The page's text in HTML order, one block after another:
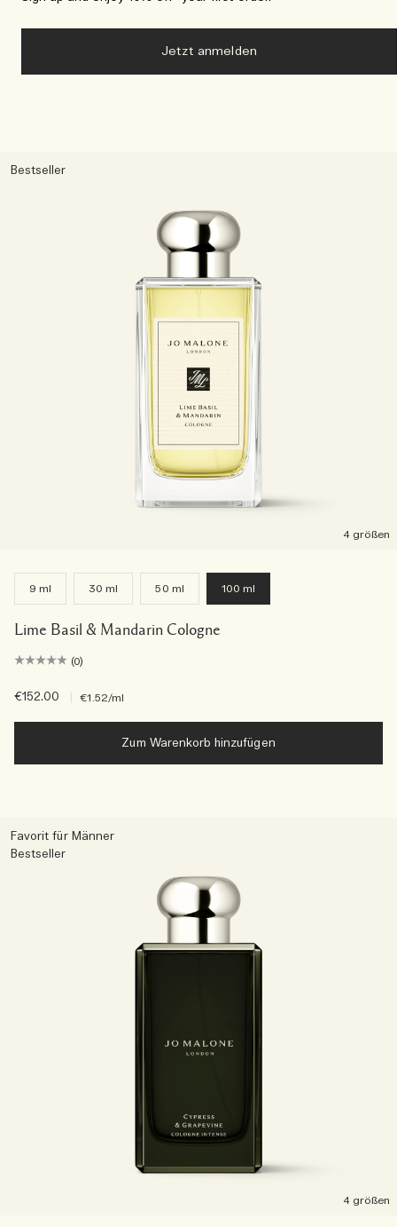
Jetzt anmelden
Bestseller
4 größen
9 ml 30 ml 50 ml 100 ml
Lime Basil & Mandarin Cologne
(0)
€152.00 €1.52/ml
Zum Warenkorb hinzufügen
Favorit für Männer
Bestseller
4 größen